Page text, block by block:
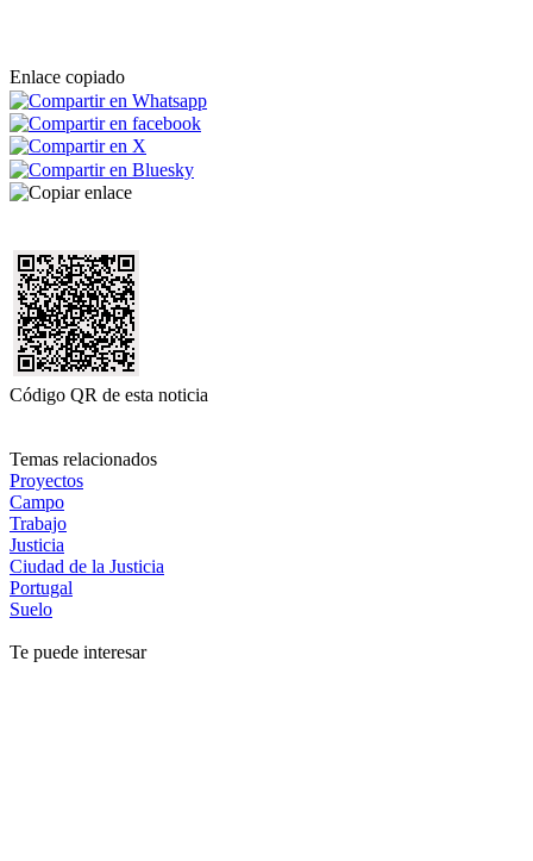
Enlace copiado
Código QR de esta noticia
Temas relacionados
Proyectos
Campo
Trabajo
Justicia
Ciudad de la Justicia
Portugal
Suelo
Te puede interesar